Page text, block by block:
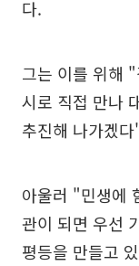
다.
그는 이를 위해
시로 직접 만나
추진해 나가겠
아울러 "민생에
관이 되면 우선
평등을 만들고